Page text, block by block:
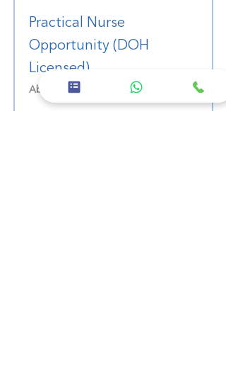
Practical Nurse
Opportunity (DOH
Licensed)
Abu Dhabi - United Arab Emirates